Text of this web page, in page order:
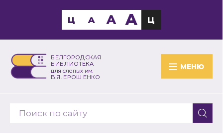
БЕЛГОРОДСКАЯ
БИБЛИОТЕКА
для слепых им.
В.Я. ЕРОШЕНКО
МЕНЮ
Ц A A A Ц